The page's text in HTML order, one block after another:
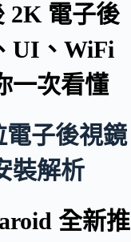
2K 電子後
UI、WiFi
一次看懂
電子後視鏡
裝解析
全新推